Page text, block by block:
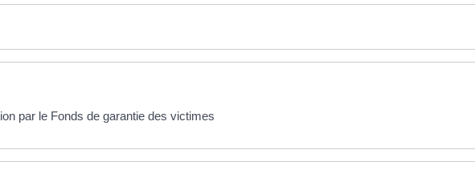
par le Fonds de garantie des victimes